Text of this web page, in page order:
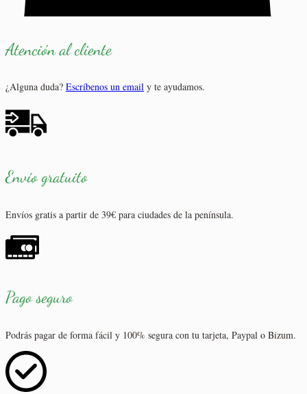
Atención al cliente
¿Alguna duda? Escríbenos un email y te ayudamos.
Envío gratuito
Envíos gratis a partir de 39€ para ciudades de la península.
Pago seguro
Podrás pagar de forma fácil y 100% segura con tu tarjeta, Paypal o Bizum.